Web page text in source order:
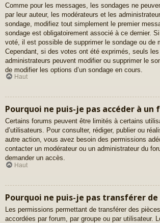
Comme pour les messages, les sondages ne
par leur auteur, les modérateurs et les
sondage, modifiez tout simplement le premier
sondage est obligatoirement associé à ce dernier. Si
voté, il est possible de supprimer le sondage ou de
Cependant, si des votes ont été exprimés, seuls
administrateurs peuvent modifier ou supprimer le
de modifier les options d’un sondage en cours.
Haut
Pourquoi ne puis-je pas accéder à un
Certains forums peuvent être limités à certains
d’utilisateurs. Pour consulter, rédiger, publier ou
autre action, vous avez besoin des permissions
contacter un modérateur ou un administrateur du
demander un accès.
Haut
Pourquoi ne puis-je pas transférer
Les permissions permettant de transférer des
accordées par forum, par groupe ou par utilisateur.